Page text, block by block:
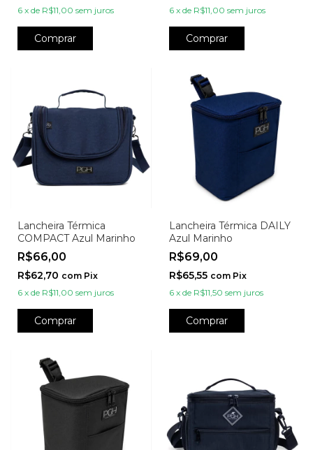
6 x de R$11,00 sem juros
Comprar
6 x de R$11,00 sem juros
Comprar
Lancheira Térmica
COMPACT Azul Marinho
R$66,00
R$62,70 com Pix
6 x de R$11,00 sem juros
Comprar
Lancheira Térmica DAILY
Azul Marinho
R$69,00
R$65,55 com Pix
6 x de R$11,50 sem juros
Comprar